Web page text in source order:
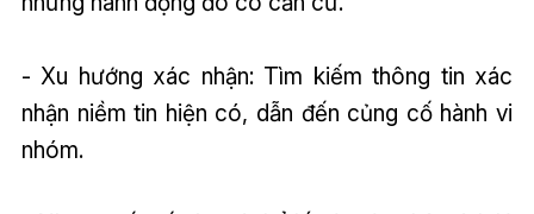
- Xu hướng xác nhận: Tìm kiếm thông tin xác
nhận niềm tin hiện có, dẫn đến củng cố hành vi
nhóm.